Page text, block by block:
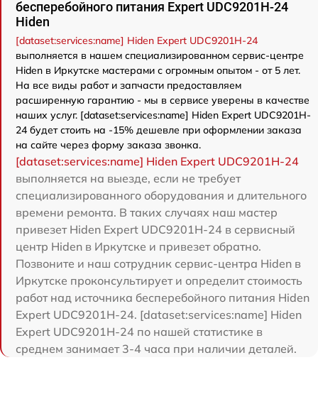
бесперебойного питания Expert UDC9201H-24
Hiden
[dataset:services:name] Hiden Expert UDC9201H-24
выполняется в нашем специализированном сервис-центре
Hiden в Иркутске мастерами с огромным опытом - от 5 лет.
На все виды работ и запчасти предоставляем
расширенную гарантию - мы в сервисе уверены в качестве
наших услуг. [dataset:services:name] Hiden Expert UDC9201H-
24 будет стоить на -15% дешевле при оформлении заказа
на сайте через форму заказа звонка.
[dataset:services:name] Hiden Expert UDC9201H-24
выполняется на выезде, если не требует
специализированного оборудования и длительного
времени ремонта. В таких случаях наш мастер
привезет Hiden Expert UDC9201H-24 в сервисный
центр Hiden в Иркутске и привезет обратно.
Позвоните и наш сотрудник сервис-центра Hiden в
Иркутске проконсультирует и определит стоимость
работ над источника бесперебойного питания Hiden
Expert UDC9201H-24. [dataset:services:name] Hiden
Expert UDC9201H-24 по нашей статистике в
среднем занимает 3-4 часа при наличии деталей.